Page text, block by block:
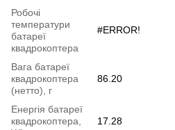
Робочі
температури
батареї
квадрокоптера
#ERROR!
Вага батареї
квадрокоптера
(нетто), г
86.20
Енергія батареї
квадрокоптера,
17.28